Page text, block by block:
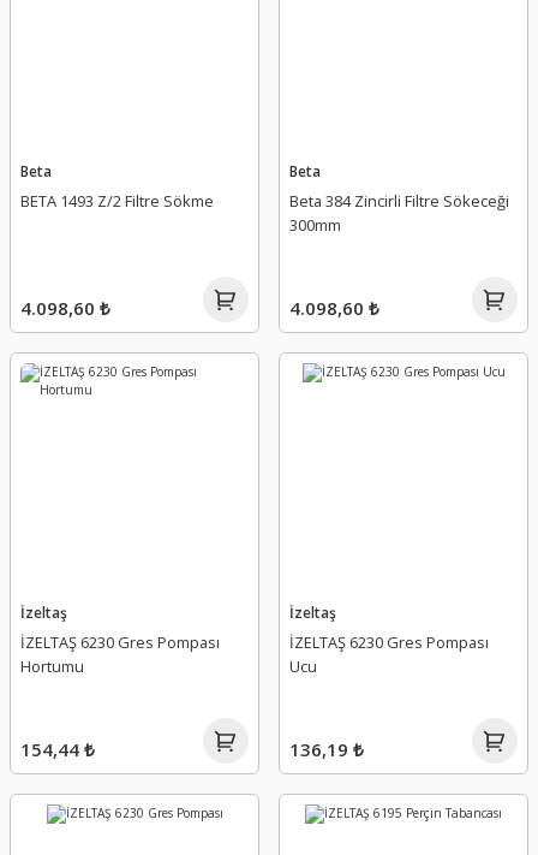
Beta
BETA 1493 Z/2 Filtre Sökme
4.098,60 ₺
Beta
Beta 384 Zincirli Filtre Sökeceği
300mm
4.098,60 ₺
İzeltaş
İZELTAŞ 6230 Gres Pompası
Hortumu
154,44 ₺
İzeltaş
İZELTAŞ 6230 Gres Pompası
Ucu
136,19 ₺